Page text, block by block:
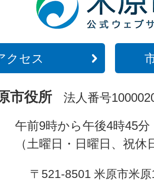
クセス
市役所 法人番号
午前9時から午後4時45分
（土曜日・日曜日、祝
〒521-8501 米原市米